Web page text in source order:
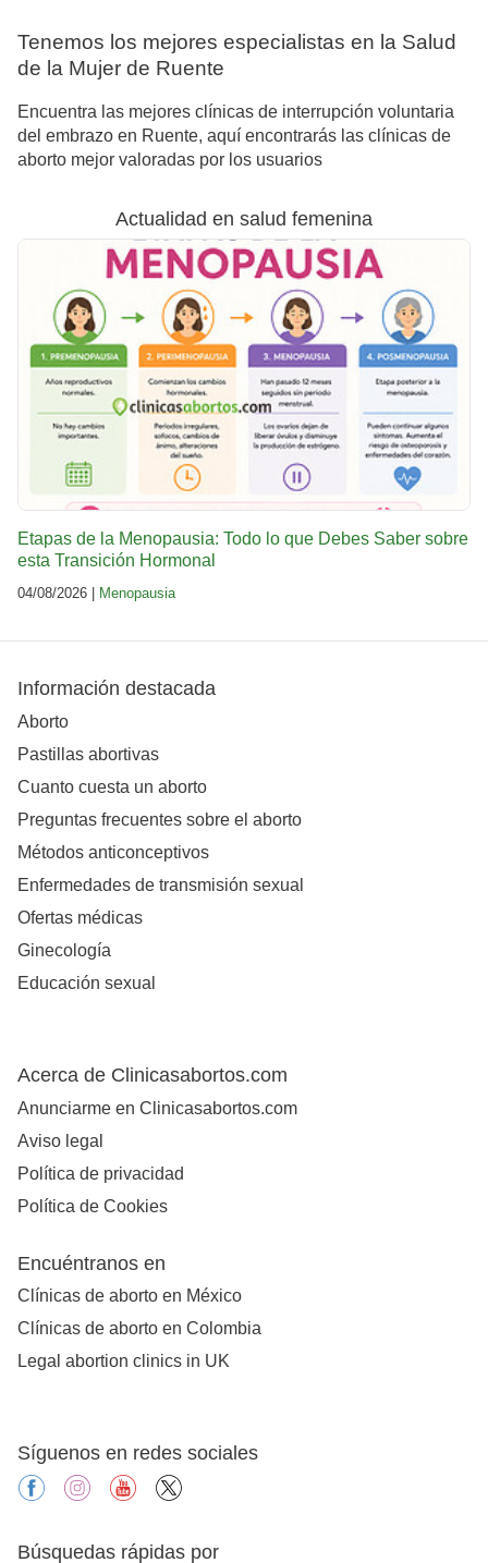
Tenemos los mejores especialistas en la Salud
de la Mujer de Ruente
Encuentra las mejores clínicas de interrupción voluntaria
del embrazo en Ruente, aquí encontrarás las clínicas de
aborto mejor valoradas por los usuarios
Actualidad en salud femenina
Etapas de la Menopausia: Todo lo que Debes Saber sobre
esta Transición Hormonal
04/08/2026 | Menopausia
Información destacada
Aborto
Pastillas abortivas
Cuanto cuesta un aborto
Preguntas frecuentes sobre el aborto
Métodos anticonceptivos
Enfermedades de transmisión sexual
Ofertas médicas
Ginecología
Educación sexual
Acerca de Clinicasabortos.com
Anunciarme en Clinicasabortos.com
Aviso legal
Política de privacidad
Política de Cookies
Encuéntranos en
Clínicas de aborto en México
Clínicas de aborto en Colombia
Legal abortion clinics in UK
Síguenos en redes sociales
facebookinstagramyoutube
Búsquedas rápidas por